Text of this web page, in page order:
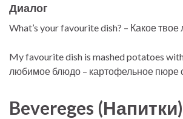
Диалог
What’s your favourite dish? – Какое
My favourite dish is mashed potatoes
любимое блюдо – картофельное пюре
Bevereges (Напитки)